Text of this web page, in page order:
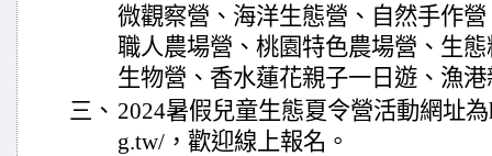
微觀察營、海洋生態營、自然手作
職人農場營、桃園特色農場營、生
生物營、香水蓮花親子一日遊、漁
三、 2024暑假兒童生態夏令營活動網址為
g.tw/，歡迎線上報名。